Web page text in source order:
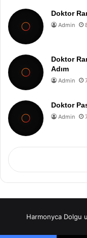
Doktor
Admin
Doktor
Adım
Admin
Doktor
Admin
Harmonyca Dolgu